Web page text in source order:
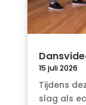
15 juli 2026
Tijdens
slag als